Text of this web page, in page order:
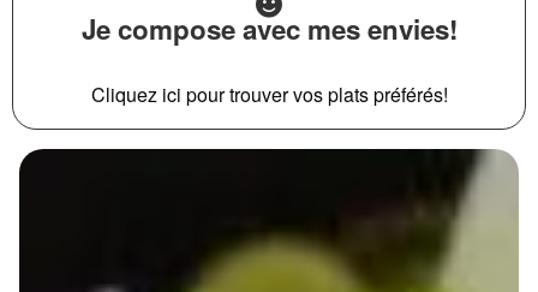
Je compose avec mes envies!
Cliquez ici pour trouver vos plats préférés!